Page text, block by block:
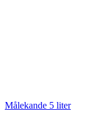
Målekande 5 liter